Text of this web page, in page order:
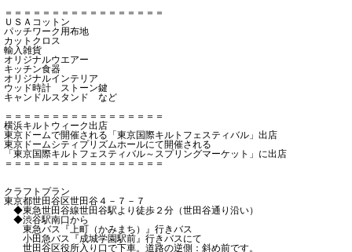
＝＝＝＝＝＝＝＝＝＝＝＝＝＝＝＝＝
ＵＳＡコットン
パッチワーク用布地
カットクロス
輸入雑貨
オリジナルウエアー
キッチン食器
オリジナルインテリア
ウッド時計 ストーン鍵
キャンドルスタンド など
＝＝＝＝＝＝＝＝＝＝＝＝＝＝＝＝＝
横浜キルトウィーク出店
東京ドームで開催される「東京国際キルトフェスティバル」出店
東京ドームシティプリズムホールにて開催される
「東京国際キルトフェスティバル～スプリングマーケット」に出店
＝＝＝＝＝＝＝＝＝＝＝＝＝＝＝＝＝
クラフトプラン
東京都世田谷区世田谷４－７－７
◆東急世田谷線世田谷駅より徒歩２分（世田谷通り沿い）
◆渋谷駅南口から
東急バス『上町（かみまち）』行きバス
小田急バス『成城学園駅前』行きバスにて
世田谷区役所入り口で下車。道路の逆側：斜め前です。